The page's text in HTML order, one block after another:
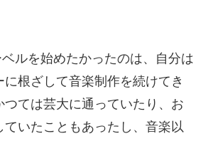
ベルを始めたかったのは、自分は
に根ざして音楽制作を続けてき
つては芸大に通っていたり、お
いたこともあったし、音楽以